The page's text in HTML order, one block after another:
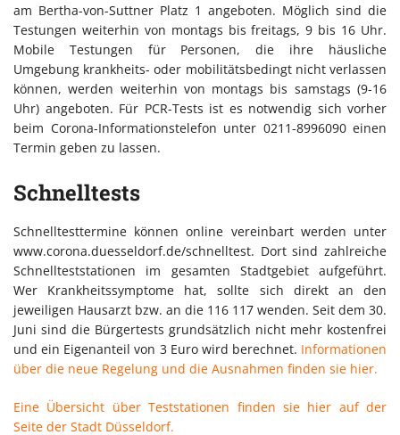
am Bertha-von-Suttner Platz 1 angeboten. Möglich sind die
Testungen weiterhin von montags bis freitags, 9 bis 16 Uhr.
Mobile Testungen für Personen, die ihre häusliche
Umgebung krankheits- oder mobilitätsbedingt nicht verlassen
können, werden weiterhin von montags bis samstags (9-16
Uhr) angeboten. Für PCR-Tests ist es notwendig sich vorher
beim Corona-Informationstelefon unter 0211-8996090 einen
Termin geben zu lassen.
Schnelltests
Schnelltesttermine können online vereinbart werden unter
www.corona.duesseldorf.de/schnelltest. Dort sind zahlreiche
Schnellteststationen im gesamten Stadtgebiet aufgeführt.
Wer Krankheitssymptome hat, sollte sich direkt an den
jeweiligen Hausarzt bzw. an die 116 117 wenden. Seit dem 30.
Juni sind die Bürgertests grundsätzlich nicht mehr kostenfrei
und ein Eigenanteil von 3 Euro wird berechnet. Informationen
über die neue Regelung und die Ausnahmen finden sie hier.
Eine Übersicht über Teststationen finden sie hier auf der
Seite der Stadt Düsseldorf.